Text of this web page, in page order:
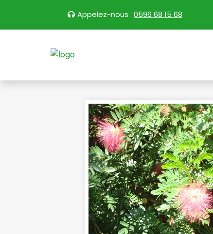
Appelez-nous : 0596 68 15 68